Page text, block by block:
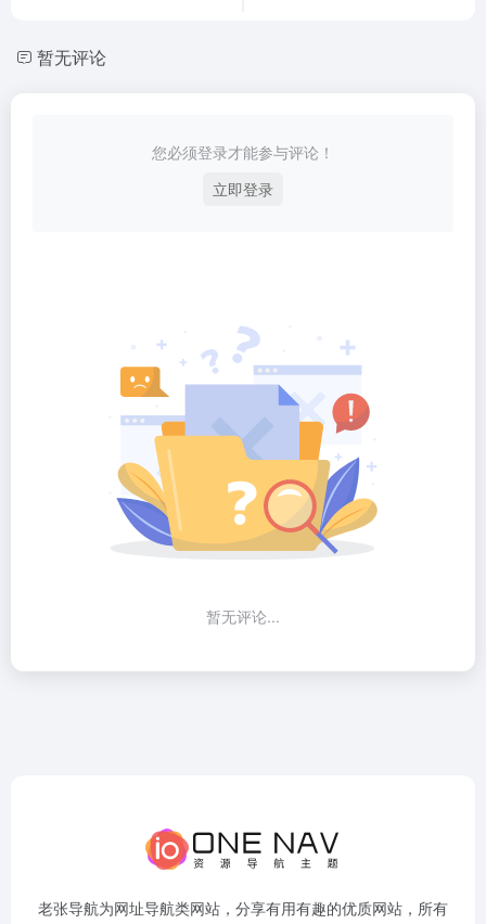
暂无评论
您必须登录才能参与评论！
立即登录
暂无评论...
老张导航为网址导航类网站，分享有用有趣的优质网站，所有